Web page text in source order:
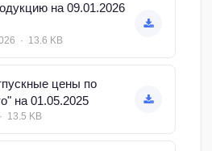
на 09.01.2026
· 13.6 KB
цены по
на 01.05.2025
13.5 KB